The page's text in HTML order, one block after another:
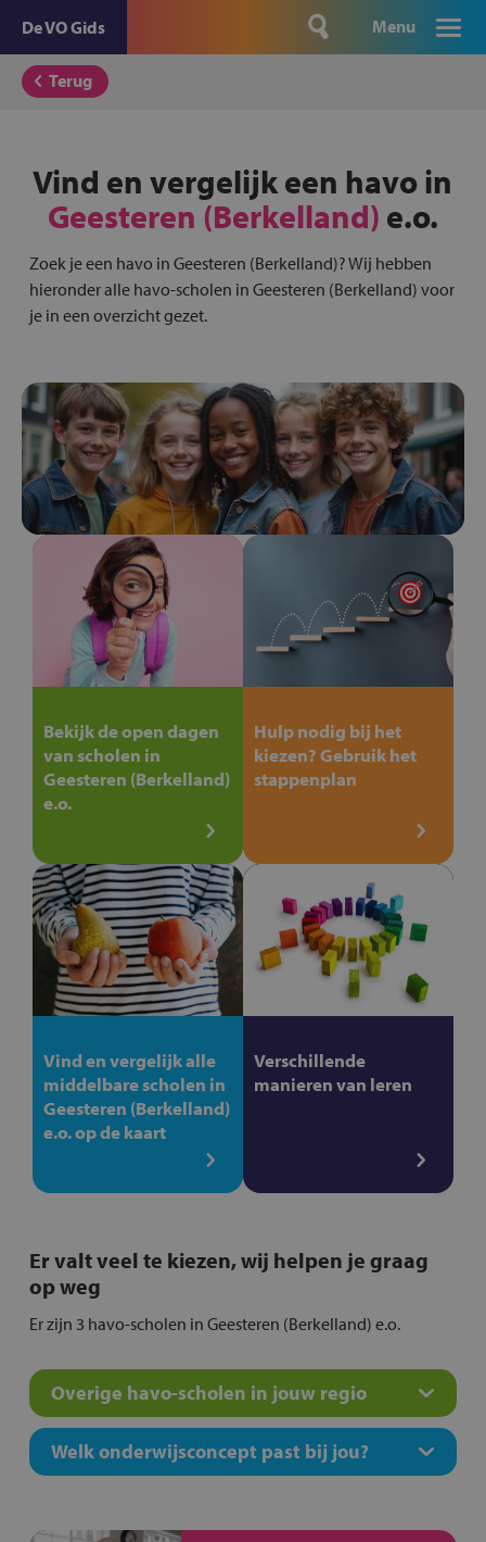
De VO Gids Menu
Terug
Vind en vergelijk een havo in
Geesteren (Berkelland) e.o.
Zoek je een havo in Geesteren (Berkelland)? Wij hebben
hieronder alle havo-scholen in Geesteren (Berkelland) voor
je in een overzicht gezet.
Bekijk de open dagen
van scholen in
Geesteren (Berkelland)
e.o.
Hulp nodig bij het
kiezen? Gebruik het
stappenplan
Vind en vergelijk alle
middelbare scholen in
Geesteren (Berkelland)
e.o. op de kaart
Verschillende
manieren van leren
Er valt veel te kiezen, wij helpen je graag
op weg
Er zijn 3 havo-scholen in Geesteren (Berkelland) e.o.
Overige havo-scholen in jouw regio
Welk onderwijsconcept past bij jou?